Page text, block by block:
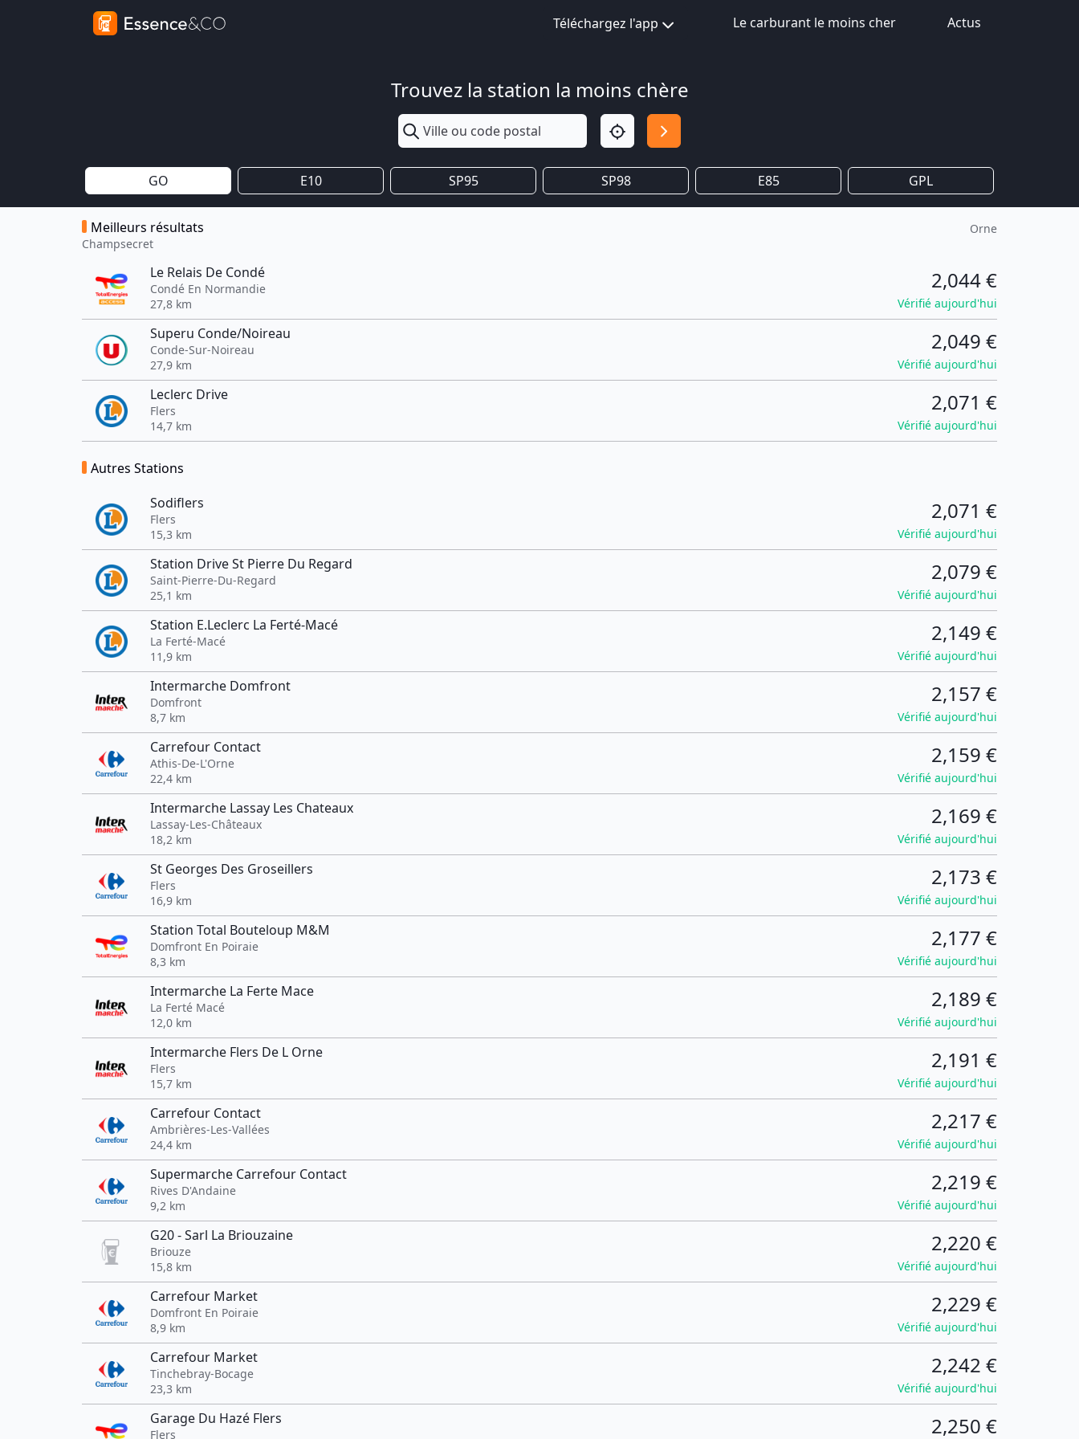
Téléchargez l'app Le carburant le moins cher Actus
Trouvez la station la moins chère
GO E10 SP95 SP98 E85 GPL
Meilleurs résultats
Champsecret
Orne
Le Relais De Condé
Condé En Normandie
27,8 km
2,044 €
Vérifié aujourd'hui
Superu Conde/Noireau
Conde-Sur-Noireau
27,9 km
2,049 €
Vérifié aujourd'hui
Leclerc Drive
Flers
14,7 km
2,071 €
Vérifié aujourd'hui
Autres Stations
Sodiflers
Flers
15,3 km
2,071 €
Vérifié aujourd'hui
Station Drive St Pierre Du Regard
Saint-Pierre-Du-Regard
25,1 km
2,079 €
Vérifié aujourd'hui
Station E.Leclerc La Ferté-Macé
La Ferté-Macé
11,9 km
2,149 €
Vérifié aujourd'hui
Intermarche Domfront
Domfront
8,7 km
2,157 €
Vérifié aujourd'hui
Carrefour Contact
Athis-De-L'Orne
22,4 km
2,159 €
Vérifié aujourd'hui
Intermarche Lassay Les Chateaux
Lassay-Les-Châteaux
18,2 km
2,169 €
Vérifié aujourd'hui
St Georges Des Groseillers
Flers
16,9 km
2,173 €
Vérifié aujourd'hui
Station Total Bouteloup M&M
Domfront En Poiraie
8,3 km
2,177 €
Vérifié aujourd'hui
Intermarche La Ferte Mace
La Ferté Macé
12,0 km
2,189 €
Vérifié aujourd'hui
Intermarche Flers De L Orne
Flers
15,7 km
2,191 €
Vérifié aujourd'hui
Carrefour Contact
Ambrières-Les-Vallées
24,4 km
2,217 €
Vérifié aujourd'hui
Supermarche Carrefour Contact
Rives D'Andaine
9,2 km
2,219 €
Vérifié aujourd'hui
G20 - Sarl La Briouzaine
Briouze
15,8 km
2,220 €
Vérifié aujourd'hui
Carrefour Market
Domfront En Poiraie
8,9 km
2,229 €
Vérifié aujourd'hui
Carrefour Market
Tinchebray-Bocage
23,3 km
2,242 €
Vérifié aujourd'hui
Garage Du Hazé Flers
Flers 2,250 €